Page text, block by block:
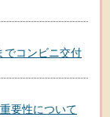
でコンビニ交付
要性について